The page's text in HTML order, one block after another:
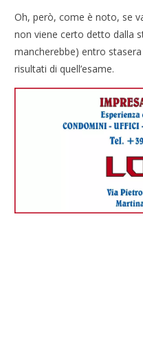
Oh, però, come è noto, se
non viene certo detto dalla
mancherebbe) entro
risultati di quell’esame.